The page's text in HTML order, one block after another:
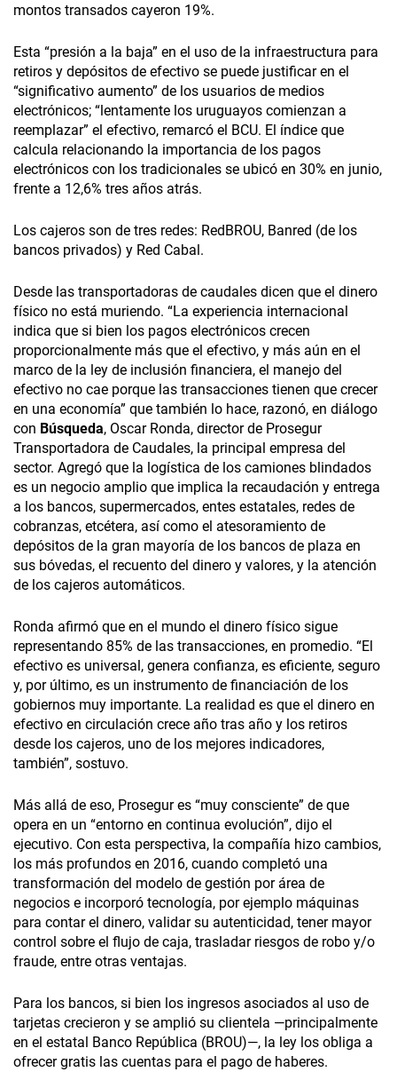
montos transados cayeron 19%.
Esta “presión a la baja” en el uso de la infraestructura para
retiros y depósitos de efectivo se puede justificar en el
“significativo aumento” de los usuarios de medios
electrónicos; “lentamente los uruguayos comienzan a
reemplazar” el efectivo, remarcó el BCU. El índice que
calcula relacionando la importancia de los pagos
electrónicos con los tradicionales se ubicó en 30% en junio,
frente a 12,6% tres años atrás.
Los cajeros son de tres redes: RedBROU, Banred (de los
bancos privados) y Red Cabal.
Desde las transportadoras de caudales dicen que el dinero
físico no está muriendo. “La experiencia internacional
indica que si bien los pagos electrónicos crecen
proporcionalmente más que el efectivo, y más aún en el
marco de la ley de inclusión financiera, el manejo del
efectivo no cae porque las transacciones tienen que crecer
en una economía” que también lo hace, razonó, en diálogo
con Búsqueda, Oscar Ronda, director de Prosegur
Transportadora de Caudales, la principal empresa del
sector. Agregó que la logística de los camiones blindados
es un negocio amplio que implica la recaudación y entrega
a los bancos, supermercados, entes estatales, redes de
cobranzas, etcétera, así como el atesoramiento de
depósitos de la gran mayoría de los bancos de plaza en
sus bóvedas, el recuento del dinero y valores, y la atención
de los cajeros automáticos.
Ronda afirmó que en el mundo el dinero físico sigue
representando 85% de las transacciones, en promedio. “El
efectivo es universal, genera confianza, es eficiente, seguro
y, por último, es un instrumento de financiación de los
gobiernos muy importante. La realidad es que el dinero en
efectivo en circulación crece año tras año y los retiros
desde los cajeros, uno de los mejores indicadores,
también”, sostuvo.
Más allá de eso, Prosegur es “muy consciente” de que
opera en un “entorno en continua evolución”, dijo el
ejecutivo. Con esta perspectiva, la compañía hizo cambios,
los más profundos en 2016, cuando completó una
transformación del modelo de gestión por área de
negocios e incorporó tecnología, por ejemplo máquinas
para contar el dinero, validar su autenticidad, tener mayor
control sobre el flujo de caja, trasladar riesgos de robo y/o
fraude, entre otras ventajas.
Para los bancos, si bien los ingresos asociados al uso de
tarjetas crecieron y se amplió su clientela —principalmente
en el estatal Banco República (BROU)—, la ley los obliga a
ofrecer gratis las cuentas para el pago de haberes.